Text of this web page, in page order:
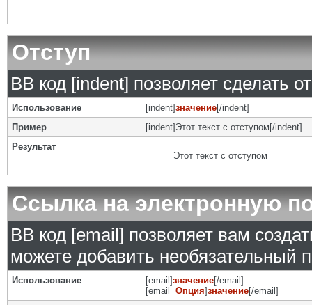
Отступ
BB код [indent] позволяет сделать
Использование [indent]значение[/indent]
Пример
[indent]Этот текст с отступом[/indent]
Результат
Этот текст с отступом
Ссылка на электронную
BB код [email] позволяет вам
можете добавить необязательный
Использование [email]значение[/email]
[email=Опция]значение[/email]